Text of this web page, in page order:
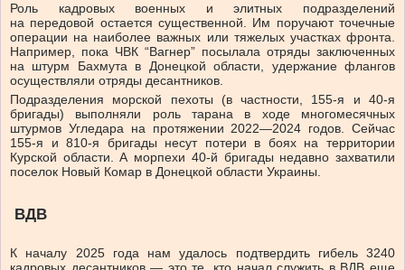
Роль кадровых военных и элитных подразделений
на передовой остается существенной. Им поручают точечные
операции на наиболее важных или тяжелых участках фронта.
Например, пока ЧВК “Вагнер” посылала отряды заключенных
на штурм Бахмута в Донецкой области, удержание флангов
осуществляли отряды десантников.
Подразделения морской пехоты (в частности, 155-я и 40-я
бригады) выполняли роль тарана в ходе многомесячных
штурмов Угледара на протяжении 2022—2024 годов. Сейчас
155-я и 810-я бригады несут потери в боях на территории
Курской области. А морпехи 40-й бригады недавно захватили
поселок Новый Комар в Донецкой области Украины.
ВДВ
К началу 2025 года нам удалось подтвердить гибель 3240